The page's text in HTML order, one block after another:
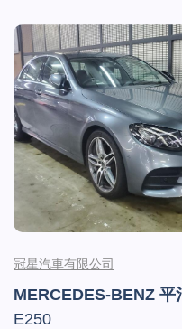
冠星汽車有限公司
MERCEDES-BENZ 平
E250